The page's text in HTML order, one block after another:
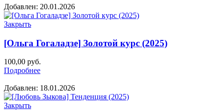
Добавлен: 20.01.2026
Закрыть
[Ольга Гогаладзе] Золотой курс (2025)
100,00 руб.
Подробнее
Добавлен: 18.01.2026
Закрыть